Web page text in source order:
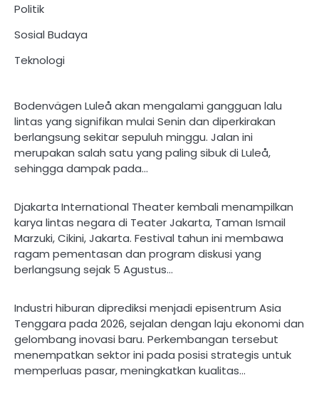
Politik
Sosial Budaya
Teknologi
Bodenvägen Luleå akan mengalami gangguan lalu
lintas yang signifikan mulai Senin dan diperkirakan
berlangsung sekitar sepuluh minggu. Jalan ini
merupakan salah satu yang paling sibuk di Luleå,
sehingga dampak pada…
Djakarta International Theater kembali menampilkan
karya lintas negara di Teater Jakarta, Taman Ismail
Marzuki, Cikini, Jakarta. Festival tahun ini membawa
ragam pementasan dan program diskusi yang
berlangsung sejak 5 Agustus…
Industri hiburan diprediksi menjadi episentrum Asia
Tenggara pada 2026, sejalan dengan laju ekonomi dan
gelombang inovasi baru. Perkembangan tersebut
menempatkan sektor ini pada posisi strategis untuk
memperluas pasar, meningkatkan kualitas…